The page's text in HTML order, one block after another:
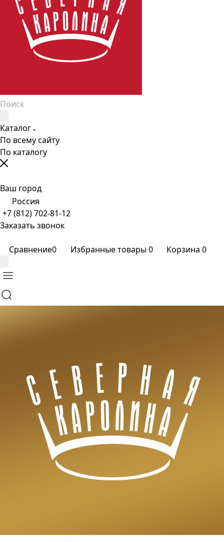
Каталог
По всему сайту
По каталогу
Ваш город
Россия
+7 (812) 702-81-12
Заказать звонок
Сравнение0 Избранные товары0 Корзина 0